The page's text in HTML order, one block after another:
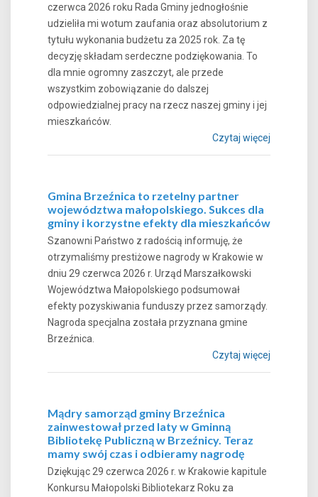
czerwca 2026 roku Rada Gminy jednogłośnie
udzieliła mi wotum zaufania oraz absolutorium z
tytułu wykonania budżetu za 2025 rok. Za tę
decyzję składam serdeczne podziękowania. To
dla mnie ogromny zaszczyt, ale przede
wszystkim zobowiązanie do dalszej
odpowiedzialnej pracy na rzecz naszej gminy i jej
mieszkańców.
Czytaj więcej
Gmina Brzeźnica to rzetelny partner
województwa małopolskiego. Sukces dla
gminy i korzystne efekty dla mieszkańców
Szanowni Państwo z radością informuję, że
otrzymaliśmy prestiżowe nagrody w Krakowie w
dniu 29 czerwca 2026 r. Urząd Marszałkowski
Województwa Małopolskiego podsumował
efekty pozyskiwania funduszy przez samorządy.
Nagroda specjalna została przyznana gmine
Brzeźnica.
Czytaj więcej
Mądry samorząd gminy Brzeźnica
zainwestował przed laty w Gminną
Bibliotekę Publiczną w Brzeźnicy. Teraz
mamy swój czas i odbieramy nagrodę
Dziękując 29 czerwca 2026 r. w Krakowie kapitule
Konkursu Małopolski Bibliotekarz Roku za